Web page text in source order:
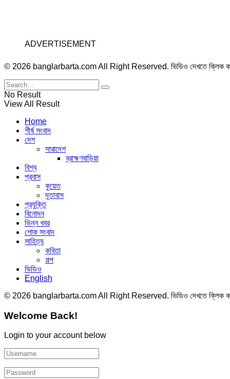
ADVERTISEMENT
© 2026 banglarbarta.com All Right Reserved. ভিডিও দেখতে ক্লিক
No Result
View All Result
Home
শীর্ষ সংবাদ
দেশ
সারাদেশ
ব্রাহ্মণবাড়িয়া
বিশ্ব
প্রবাস
কুয়েত
দূতাবাস
প্রযুক্তি
বিনোদন
ভিন্ন খবর
শোক সংবাদ
সাহিত্য
কবিতা
গল্প
ভিডিও
English
© 2026 banglarbarta.com All Right Reserved. ভিডিও দেখতে ক্লিক
Welcome Back!
Login to your account below